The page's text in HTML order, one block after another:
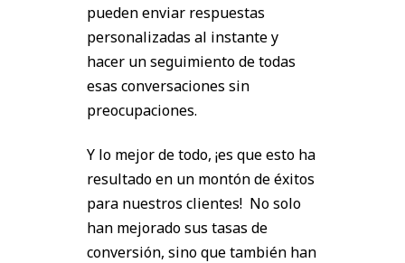
pueden enviar respuestas
personalizadas al instante y
hacer un seguimiento de todas
esas conversaciones sin
preocupaciones.
Y lo mejor de todo, ¡es que esto ha
resultado en un montón de éxitos
para nuestros clientes! No solo
han mejorado sus tasas de
conversión, sino que también han